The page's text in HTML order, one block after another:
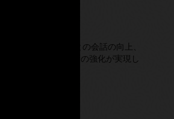
サポート、求職者との会話の向上、
・エクスペリエンスの強化が実現し